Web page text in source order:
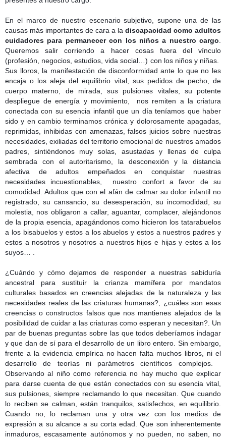
En el marco de nuestro escenario subjetivo, supone una de las
causas más importantes de cara a la discapacidad como adultos
cuidadores para permanecer con los niños a nuestro cargo
Queremos salir corriendo a hacer cosas fuera del vínculo
(profesión, negocios, estudios, vida social…) con los niños y niñas.
Sus lloros, la manifestación de disconformidad ante lo que no les
encaja o los aleja del equilibrio vital, sus pedidos de pecho, de
cuerpo materno, de mirada, sus pulsiones vitales, su potente
despliegue de energía y movimiento,
nos remiten a la criatura
conectada con su esencia infantil que un día teníamos que haber
sido y en cambio terminamos crónica y dolorosamente apagadas,
reprimidas, inhibidas con amenazas, falsos juicios sobre nuestras
necesidades, exiliadas del territorio emocional de nuestros amados
padres, sintiéndonos muy solas, asustadas y llenas de culpa
sembrada con el autoritarismo, la desconexión y la distancia
afectiva de adultos empeñados en conquistar nuestras
necesidades incuestionables,
nuestro confort a favor de su
comodidad. Adultos que con el afán de calmar su dolor infantil no
registrado, su cansancio, su desesperación, su incomodidad, su
molestia, nos obligaron a callar, aguantar, complacer, alejándonos
de la propia esencia, apagándonos como hicieron los tatarabuelos
a los bisabuelos y estos a los abuelos y estos a nuestros padres y
estos a nosotros y nosotros a nuestros hijos e hijas y estos a los
suyos… .
¿Cuándo y cómo dejamos de responder a nuestras sabiduría
ancestral para sustituir la crianza mamífera por mandatos
culturales basados en creencias alejadas de la naturaleza y las
necesidades reales de las criaturas humanas?, ¿cuáles son esas
creencias o constructos falsos que nos mantienes alejados de la
posibilidad de cuidar a las criaturas como esperan y necesitan?. Un
par de buenas preguntas sobre las que todos deberíamos indagar
y que dan de sí para el desarrollo de un libro entero. Sin embargo,
frente a la evidencia empírica no hacen falta muchos libros, ni el
desarrollo de teorías ni parámetros científicos complejos.
Observando al niño como referencia no hay mucho que explicar
para darse cuenta de que están conectados con su esencia vital,
sus pulsiones, siempre reclamando lo que necesitan. Que cuando
lo reciben se calman, están tranquilos, satisfechos, en equilibrio.
Cuando no, lo reclaman una y otra vez con los medios de
expresión a su alcance a su corta edad. Que son inherentemente
inmaduros, escasamente autónomos y no pueden, no saben, no